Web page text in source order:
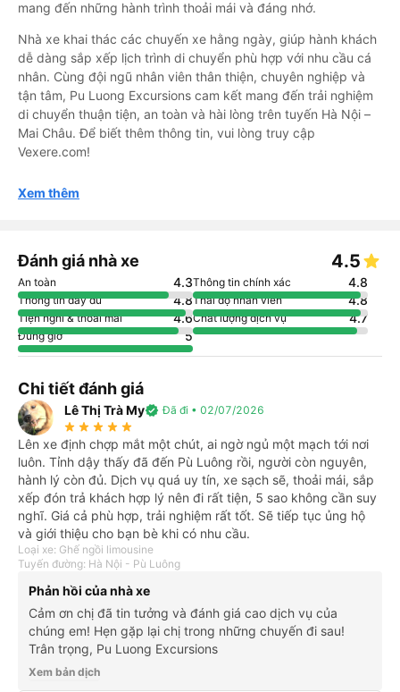
mang đến những hành trình thoải mái và đáng nhớ.
Nhà xe khai thác các chuyến xe hằng ngày, giúp hành khách
dễ dàng sắp xếp lịch trình di chuyển phù hợp với nhu cầu cá
nhân. Cùng đội ngũ nhân viên thân thiện, chuyên nghiệp và
tận tâm, Pu Luong Excursions cam kết mang đến trải nghiệm
di chuyển thuận tiện, an toàn và hài lòng trên tuyến Hà Nội –
Mai Châu. Để biết thêm thông tin, vui lòng truy cập
Vexere.com!
Xem thêm
Đánh giá nhà xe 4.5
An toàn 4.3Thông tin chính xác 4.8
Thông tin đầy đủ 4.8Thái độ nhân viên 4.8
Tiện nghi & thoải mái 4.6Chất lượng dịch vụ 4.7
Đúng giờ 5
Chi tiết đánh giá
Lê Thị Trà Myverified Đã đi • 02/07/2026
star_rate star_rate star_rate star_rate star_rate
Lên xe định chợp mắt một chút, ai ngờ ngủ một mạch tới nơi
luôn. Tỉnh dậy thấy đã đến Pù Luông rồi, người còn nguyên,
hành lý còn đủ. Dịch vụ quá uy tín, xe sạch sẽ, thoải mái, sắp
xếp đón trả khách hợp lý nên đi rất tiện, 5 sao không cần suy
nghĩ. Giá cả phù hợp, trải nghiệm rất tốt. Sẽ tiếp tục ủng hộ
và giới thiệu cho bạn bè khi có nhu cầu.
Loại xe: Ghế ngồi limousine
Tuyến đường: Hà Nội - Pù Luông
Phản hồi của nhà xe
Cảm ơn chị đã tin tưởng và đánh giá cao dịch vụ của
chúng em! Hẹn gặp lại chị trong những chuyến đi sau!
Trân trọng, Pu Luong Excursions
Xem bản dịch